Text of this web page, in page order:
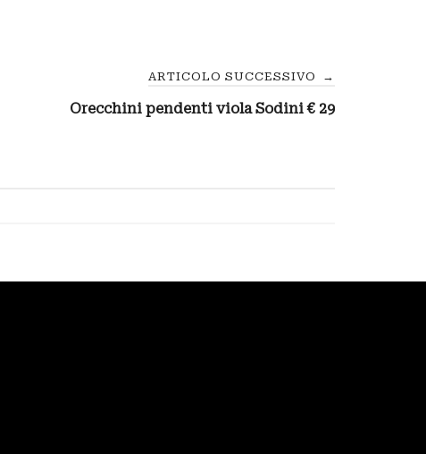
ARTICOLO SUCCESSIVO →
Orecchini pendenti viola Sodini € 29